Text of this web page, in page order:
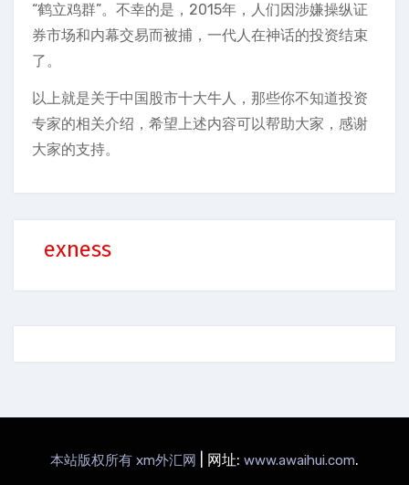
“鹤立鸡群”。不幸的是，2015年，人们因涉嫌操纵证
券市场和内幕交易而被捕，一代人在神话的投资结束
了。
以上就是关于中国股市十大牛人，那些你不知道投资
专家的相关介绍，希望上述内容可以帮助大家，感谢
大家的支持。
exness
本站版权所有 xm外汇网 网址: www.awaihui.com.